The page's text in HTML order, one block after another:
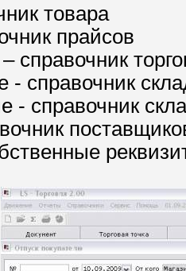
товара
прайсов
справочник
- справочник
- справочник